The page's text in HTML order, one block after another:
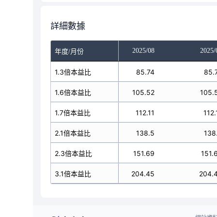
詳細數據
年度/月份
2025/07 2025/08 2025/
1.3倍本益比
1.6倍本益比
1.7倍本益比
2.1倍本益比
2.3倍本益比
3.1倍本益比
85.74 85.74
105.52 105.52
112.11 112.11
138.5 138.5
151.69 151.69
204.45 204.45